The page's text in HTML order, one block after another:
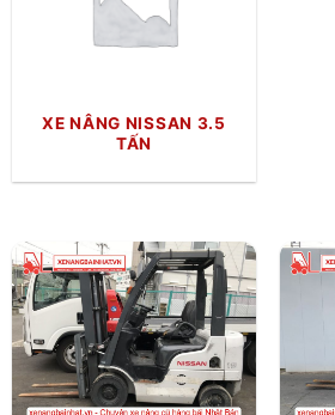
XE NÂNG NISSAN 3.5
TẤN